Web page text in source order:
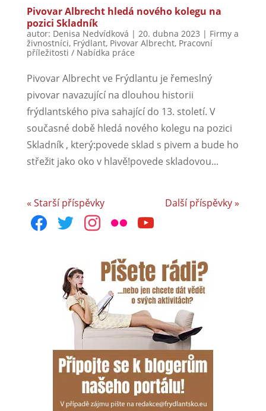
Pivovar Albrecht hledá nového kolegu na
pozici Skladník
autor: Denisa Nedvídková | 20. dubna 2023 | Firmy a
živnostníci, Frýdlant, Pivovar Albrecht, Pracovní
příležitosti / Nabídka práce
Pivovar Albrecht ve Frýdlantu je řemeslný
pivovar navazující na dlouhou historii
frýdlantského piva sahající do 13. století. V
současné době hledá nového kolegu na pozici
Skladník , který:povede sklad s pivem a bude ho
střežit jako oko v hlavě!povede skladovou...
« Starší příspěvky
Další příspěvky »
facebooktwitterinstagram
flickr youtube